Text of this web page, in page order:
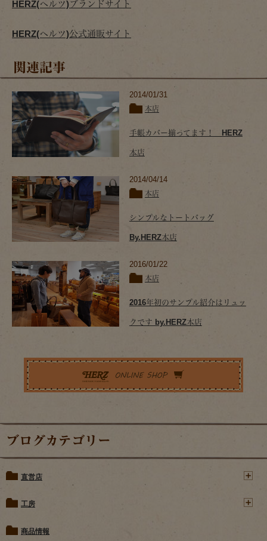
HERZ(ヘルツ)ブランドサイト
HERZ(ヘルツ)公式通販サイト
関連記事
2014/01/31
本店
手帳カバー揃ってます！ HERZ
本店
2014/04/14
本店
シンプルなトートバッグ
By.HERZ本店
2016/01/22
本店
2016年初のサンプル紹介はリュッ
クです by.HERZ本店
ブログカテゴリー
直営店
工房
商品情報